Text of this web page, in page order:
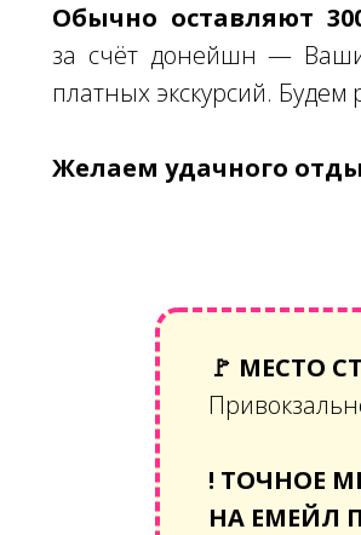
Обычно оставляют
за счёт донейшн —
платных экскурсий.
Желаем удачного
🚩 МЕСТО
! ТОЧНОЕ
НА ЕМЕЙЛ